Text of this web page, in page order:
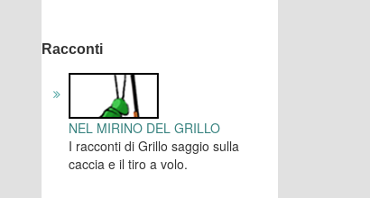
Racconti
NEL MIRINO DEL GRILLO
I racconti di Grillo saggio sulla
caccia e il tiro a volo.